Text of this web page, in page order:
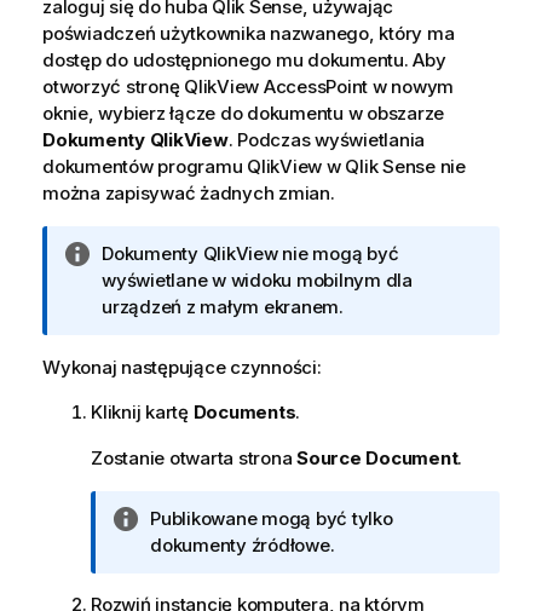
zaloguj się do huba Qlik Sense, używając
poświadczeń użytkownika nazwanego, który ma
dostęp do udostępnionego mu dokumentu. Aby
otworzyć stronę QlikView AccessPoint w nowym
oknie, wybierz łącze do dokumentu w obszarze
Dokumenty QlikView. Podczas wyświetlania
dokumentów programu QlikView w Qlik Sensenie
można zapisywać żadnych zmian.
I
n
f
r
a
j
Dokumenty QlikViewnie mogą być
wyświetlane w widoku mobilnym dla
urządzeń z małym ekranem.
Wykonaj następujące czynności:
Kliknij kartę Documents.
Zostanie otwarta strona Source Document.
I
n
o
Publikowane mogą być tylko
dokumenty źródłowe.
Rozwiń instancję komputera, na którym